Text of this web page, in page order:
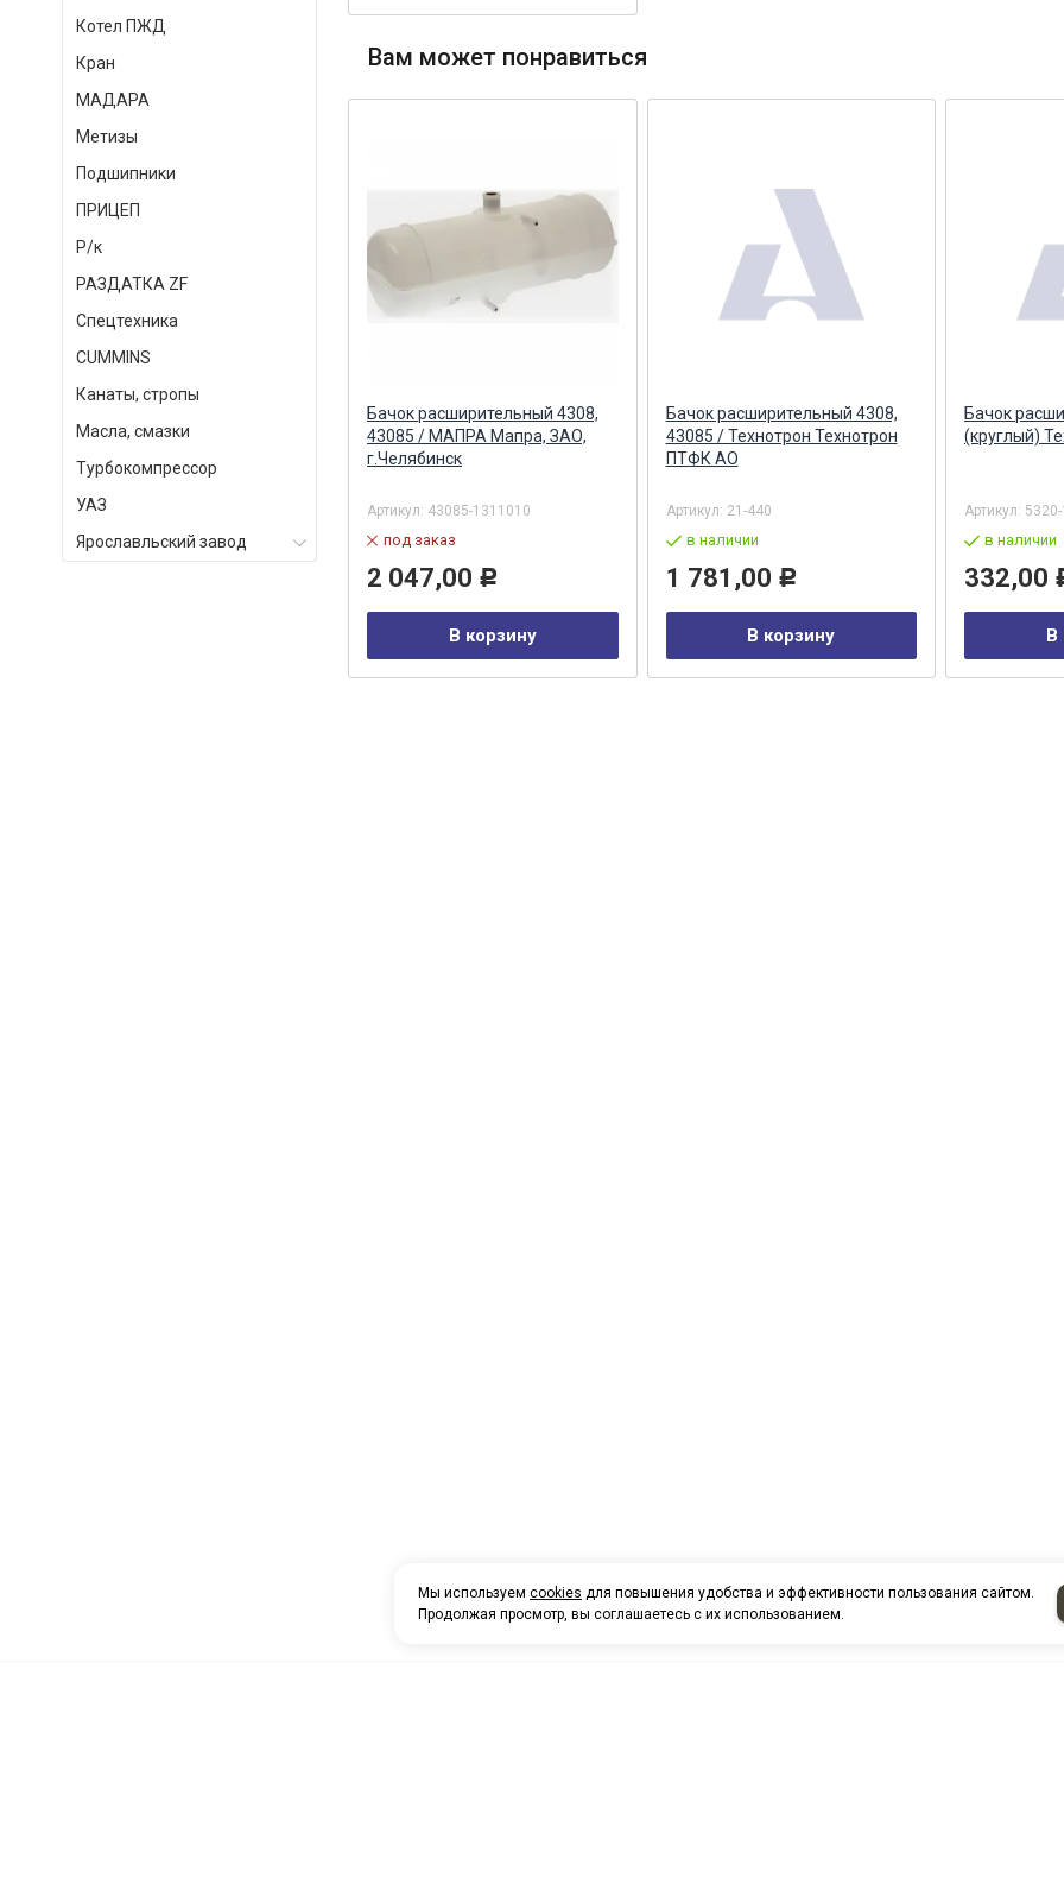
Котел ПЖД
Кран
МАДАРА
Метизы
Подшипники
ПРИЦЕП
Р/к
РАЗДАТКА ZF
Спецтехника
СUMMINS
Канаты, стропы
Масла, смазки
Турбокомпрессор
УАЗ
Ярославльский завод
Вам может понравиться
(квадратный) в сборе
(ТЕХНОТРОН) Технотрон ПТФК
АО
Артикул:
в наличии
Бачок расширительный 4308,
43085 / МАПРА Мапра, ЗАО,
г.Челябинск
Артикул: 43085-1311010
под заказ
2 047,00 Р
В корзину
Бачок расширительный 4308,
43085 / Технотрон Технотрон
ПТФК АО
Артикул: 21-440
в наличии
1 781,00 Р
В корзину
Бачок
(круглый)
Артикул:
в наличии
332,00
В
Мы используем cookies для повышения удобства и эффективности пользования сайтом.
Продолжая просмотр, вы соглашаетесь с их использованием.